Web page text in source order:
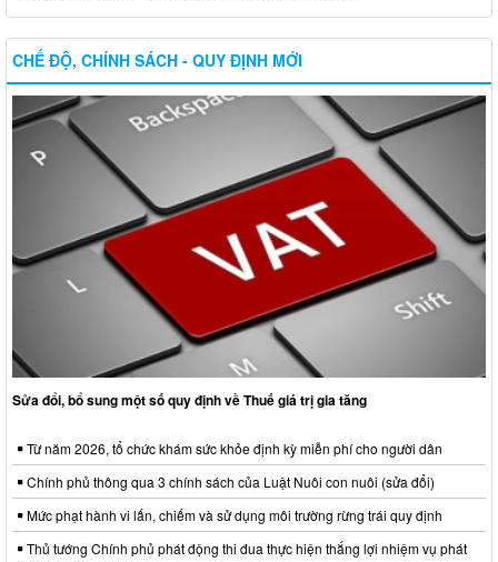
CHẾ ĐỘ, CHÍNH SÁCH - QUY ĐỊNH MỚI
Sửa đổi, bổ sung một số quy định về Thuế giá trị gia tăng
Từ năm 2026, tổ chức khám sức khỏe định kỳ miễn phí cho người dân
Chính phủ thông qua 3 chính sách của Luật Nuôi con nuôi (sửa đổi)
Mức phạt hành vi lấn, chiếm và sử dụng môi trường rừng trái quy định
Thủ tướng Chính phủ phát động thi đua thực hiện thắng lợi nhiệm vụ phát